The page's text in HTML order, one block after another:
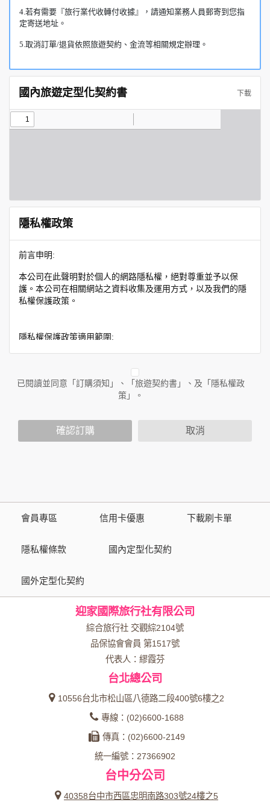
4.若有需要『旅行業代收轉付收據』，請通知業務人員郵寄到您指
定寄送地址。
5.取消訂單/退貨依照旅遊契約、金流等相關規定辦理。
國內旅遊定型化契約書 下載
隱私權政策
前言申明:
本公司在此聲明對於個人的網路隱私權，絕對尊重並予以保
護。本公司在相關網站之資料收集及運用方式，以及我們的隱
私權保護政策。
隱私權保護政策適用範圍:
務時收集到的身份識別資料，也包括本公司如何處理在商業合
作與本公司合作時分享的任何身份識別資料。隱私權保護政策
不適用於本公司以外的公司或網站群，與非本站所僱用或管理
放連結的廠商也可能蒐集您個人的資料。對於您主動提供的個
人資訊，這些廣告廠商或連結網站有其個別的隱私權保護政
策，其資料處理措施不適用於本公司隱私權保護政策。
資料的蒐集與使用方式:
為了在本網站提供您最佳的互動性服務，可能會請您提供相關
本網站在您使用服務信箱、問卷調查等互動性功能時，會保留
於一般瀏覽時，伺服器會自行記錄相關行徑，包括您使用連線
設備的 IP 位址、使用時間、使用的瀏覽器、瀏覽及點選資料記
錄等，做為我們增進網站服務的參考依據，此記錄為內部應
用，決不對外公布。
為提供精確的服務，我們會將收集的問卷調查內容進行統計與
分析，分析結果之統計數據或說明文字呈現，除供內部研究
外，我們會視需要公佈統計數據及說明文字，但不涉及特定個
除非取得您的同意或其他法令之特別規定，本網站絕不會將您
的個人資料揭露予第三人或使用於蒐集目的以外之其他用途。
贈獎時，本網站會收集您的個人識別資料，本網站也可以從商
已閱讀並同意「訂購須知」、「旅遊契約書」、及「隱私權政
策」。
確認訂購 取消
會員專區 信用卡優惠 下載刷卡單
隱私權條款 國內定型化契約
國外定型化契約
迎家國際旅行社有限公司
綜合旅行社 交觀綜2104號
品保協會會員 第1517號
代表人：繆霞芬
台北總公司
10556台北市松山區八德路二段400號6樓之2
專線：(02)6600-1688
傳真：(02)6600-2149
統一編號：27366902
台中分公司
40358台中市西區忠明南路303號24樓之5